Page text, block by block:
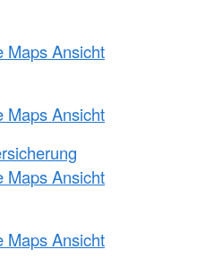
Maps Ansicht
Maps Ansicht
Maps Ansicht
Maps Ansicht